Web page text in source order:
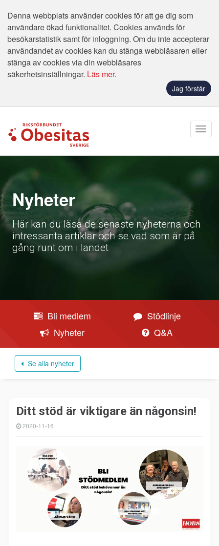
Denna webbplats använder cookies för att ge dig som
användare ökad funktionalitet. Cookies används för
besökarstatistik samt för inloggning. Om du inte accepterar
användandet av cookies kan du stänga webbläsaren eller
stänga av cookies via din webbläsares
säkerhetsinställningar. Läs mer.
Jag förstår
Nyheter
Här kan du läsa de senaste nyheterna och
intressanta artiklar och se vad som är på
gång runt om i landet
Bli medlem
Stödlinje
Nyheter
Q&A
Se alla nyheter
Ditt stöd är viktigare än någonsin!
2020-11-16